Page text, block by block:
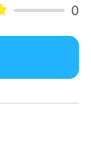
0